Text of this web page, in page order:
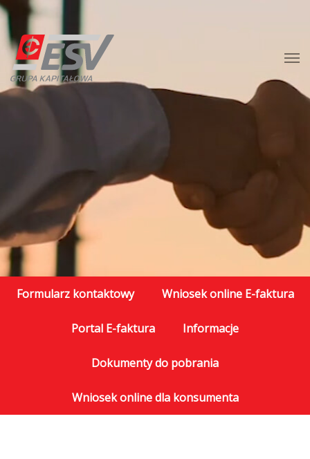
Formularz kontaktowy Wniosek online E-faktura
Portal E-faktura Informacje
Dokumenty do pobrania
Wniosek online dla konsumenta